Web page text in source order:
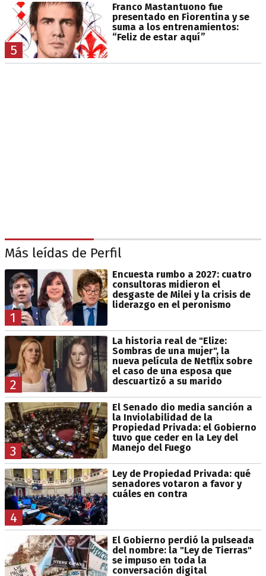
5
Franco Mastantuono fue
presentado en Fiorentina y se
suma a los entrenamientos:
“Feliz de estar aquí”
Más leídas de Perfil
1
Encuesta rumbo a 2027: cuatro
consultoras midieron el
desgaste de Milei y la crisis de
liderazgo en el peronismo
2
La historia real de "Elize:
Sombras de una mujer", la
nueva película de Netflix sobre
el caso de una esposa que
descuartizó a su marido
3
El Senado dio media sanción a
la Inviolabilidad de la
Propiedad Privada: el Gobierno
tuvo que ceder en la Ley del
Manejo del Fuego
4
Ley de Propiedad Privada: qué
senadores votaron a favor y
cuáles en contra
El Gobierno perdió la pulseada
del nombre: la "Ley de Tierras"
se impuso en toda la
conversación digital